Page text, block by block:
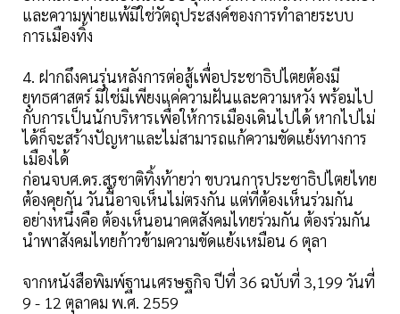
และความพ่ายแพ้มิใช่วัตถุประสงค์ของการทำลายระบบ
การเมืองทิ้ง
4. ฝากถึงคนรุ่นหลังการต่อสู้เพื่อประชาธิปไตยต้องมี
ยุทธศาสตร์ มิใช่มีเพียงแค่ความฝันและความหวัง พร้อมไป
กับการเป็นนักบริหารเพื่อให้การเมืองเดินไปได้ หากไปไม่
ได้ก็จะสร้างปัญหาและไม่สามารถแก้ความขัดแย้งทางการ
เมืองได้
ก่อนจบศ.ดร.สุรชาติทิ้งท้ายว่า ขบวนการประชาธิปไตยไทย
ต้องคุยกัน วันนี้อาจเห็นไม่ตรงกัน แต่ที่ต้องเห็นร่วมกัน
อย่างหนึ่งคือ ต้องเห็นอนาคตสังคมไทยร่วมกัน ต้องร่วมกัน
นำพาสังคมไทยก้าวข้ามความขัดแย้งเหมือน 6 ตุลา
จากหนังสือพิมพ์ฐานเศรษฐกิจ ปีที่ 36 ฉบับที่ 3,199 วันที่
9 - 12 ตุลาคม พ.ศ. 2559